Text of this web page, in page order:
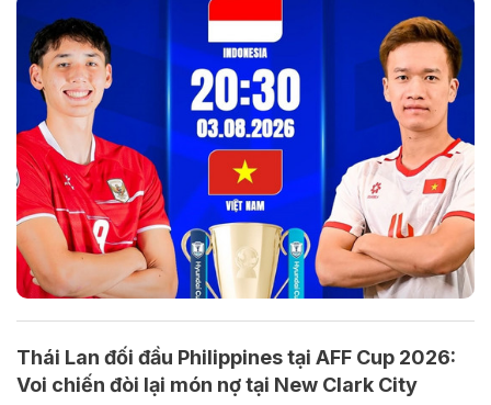
Thái Lan đối đầu Philippines tại AFF Cup 2026:
Voi chiến đòi lại món nợ tại New Clark City